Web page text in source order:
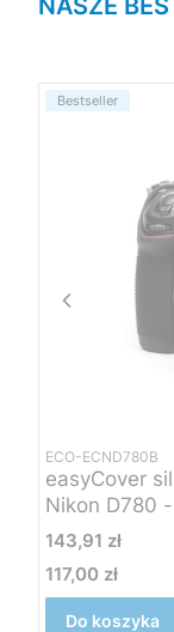
NASZE
Bestseller
ECO-ECND780B
easyCover
Cena
143,91 zł
Cena
117,00 zł
Do koszyka